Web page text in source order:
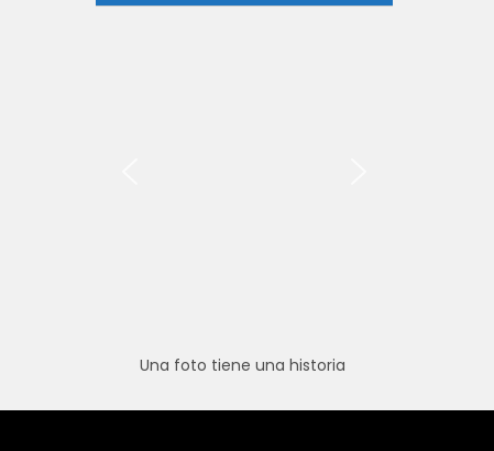
Una foto tiene una historia